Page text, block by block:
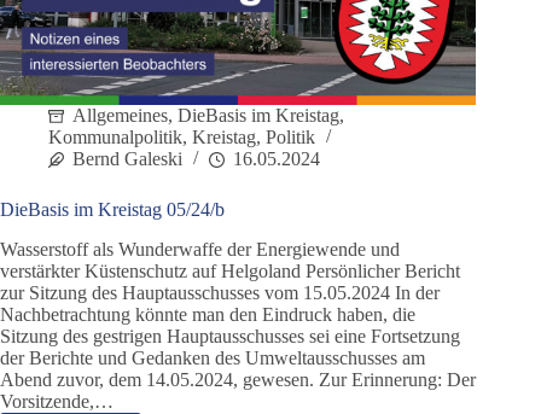
Allgemeines, DieBasis im Kreistag,
Kommunalpolitik, Kreistag, Politik
Bernd Galeski
16.05.2024
DieBasis im Kreistag 05/24/b
Wasserstoff als Wunderwaffe der Energiewende und
verstärkter Küstenschutz auf Helgoland Persönlicher Bericht
zur Sitzung des Hauptausschusses vom 15.05.2024 In der
Nachbetrachtung könnte man den Eindruck haben, die
Sitzung des gestrigen Hauptausschusses sei eine Fortsetzung
der Berichte und Gedanken des Umweltausschusses am
Abend zuvor, dem 14.05.2024, gewesen. Zur Erinnerung: Der
Vorsitzende,…